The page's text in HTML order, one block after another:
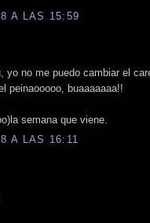
A LAS 15:59
yo no me puedo cambiar el
peinaooooo, buaaaaaaa!!
semana que viene.
A LAS 16:11